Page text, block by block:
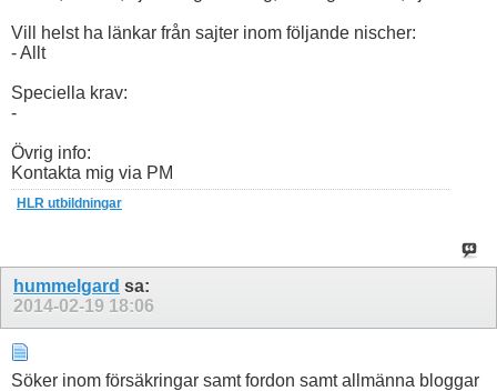
Vill helst ha länkar från sajter inom följande nischer:
- Allt
Speciella krav:
-
Övrig info:
Kontakta mig via PM
HLR utbildningar
hummelgard sa:
2014-02-19 18:06
Söker inom försäkringar samt fordon samt allmänna bloggar